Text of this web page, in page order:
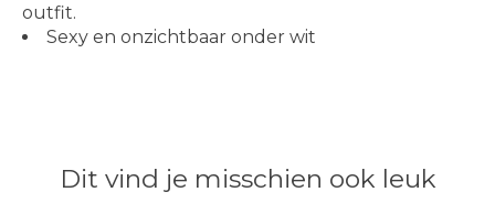
outfit.
Sexy en onzichtbaar onder wit
Dit vind je misschien ook leuk